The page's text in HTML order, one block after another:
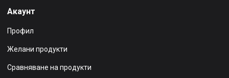
Акаунт
Профил
Желани продукти
Сравняване на продукти